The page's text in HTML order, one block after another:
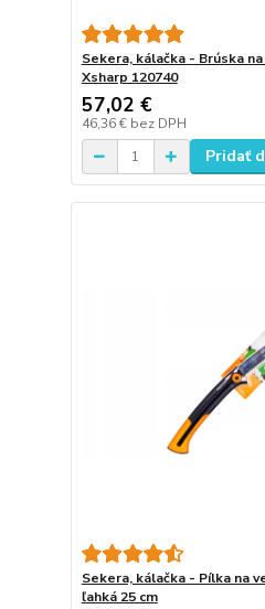
Sekera, kálačka - Brúska
Xsharp 120740
57,02 €
46,36 € bez DPH
Pridať
Sekera, kálačka - Pílka na
ľahká 25 cm